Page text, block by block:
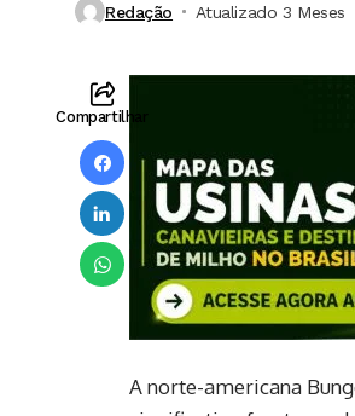
Redação Atualizado 3 Meses ⁮
Compartilhar
A norte-americana